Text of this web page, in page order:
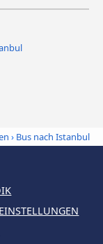
› Bus nach Istanbul